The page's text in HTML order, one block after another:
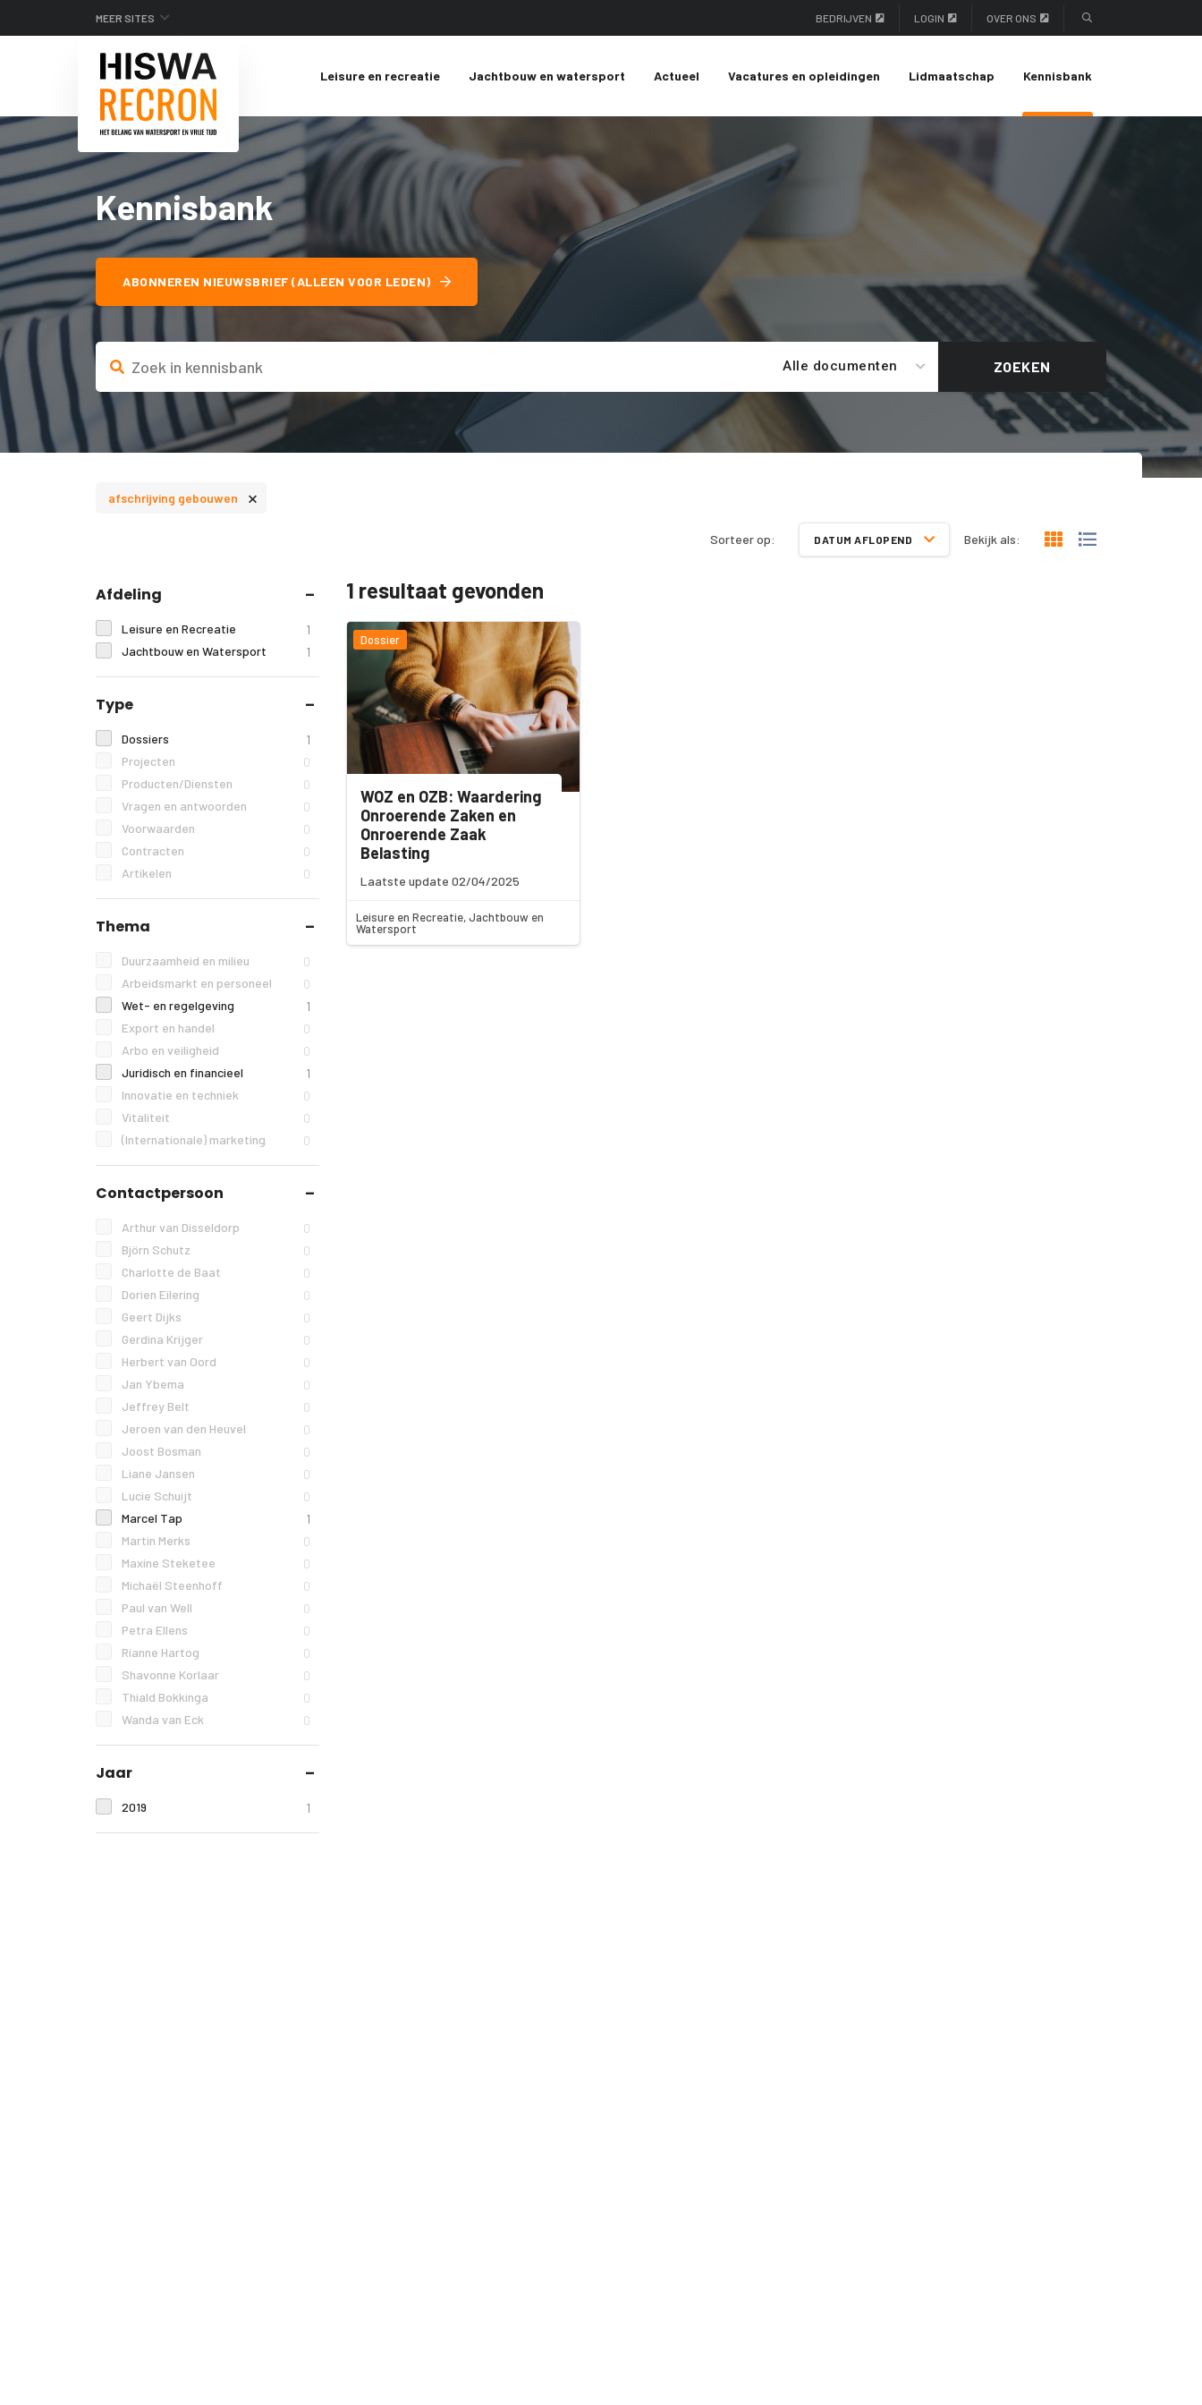
MEER SITES BEDRIJVEN LOGIN OVER ONS
Leisure en recreatie Jachtbouw en watersport Actueel Vacatures en opleidingen Lidmaatschap Kennisbank
Kennisbank
ABONNEREN NIEUWSBRIEF (ALLEEN VOOR LEDEN)
Alle documenten ZOEKEN
afschrijving gebouwen ×
Sorteer op: DATUM AFLOPEND Bekijk als:
Afdeling
Leisure en Recreatie 1
Jachtbouw en Watersport 1
Type
Dossiers 1
Projecten 0
Producten/Diensten 0
Vragen en antwoorden 0
Voorwaarden 0
Contracten 0
Artikelen 0
Thema
Duurzaamheid en milieu 0
Arbeidsmarkt en personeel 0
Wet- en regelgeving 1
Export en handel 0
Arbo en veiligheid 0
Juridisch en financieel 1
Innovatie en techniek 0
Vitaliteit 0
(Internationale) marketing 0
Contactpersoon
Arthur van Disseldorp 0
Björn Schutz 0
Charlotte de Baat 0
Dorien Eilering 0
Geert Dijks 0
Gerdina Krijger 0
Herbert van Oord 0
Jan Ybema 0
Jeffrey Belt 0
Jeroen van den Heuvel 0
Joost Bosman 0
Liane Jansen 0
Lucie Schuijt 0
Marcel Tap 1
Martin Merks 0
Maxine Steketee 0
Michaël Steenhoff 0
Paul van Well 0
Petra Ellens 0
Rianne Hartog 0
Shavonne Korlaar 0
Thiald Bokkinga 0
Wanda van Eck 0
Jaar
2019 1
1 resultaat gevonden
Dossier
WOZ en OZB: Waardering
Onroerende Zaken en
Onroerende Zaak
Belasting
Laatste update 02/04/2025
Leisure en Recreatie, Jachtbouw en
Watersport